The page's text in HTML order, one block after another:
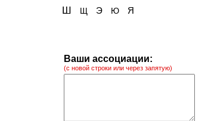
Ш Щ Э Ю Я
Ваши ассоциации:
(с новой строки или через запятую)